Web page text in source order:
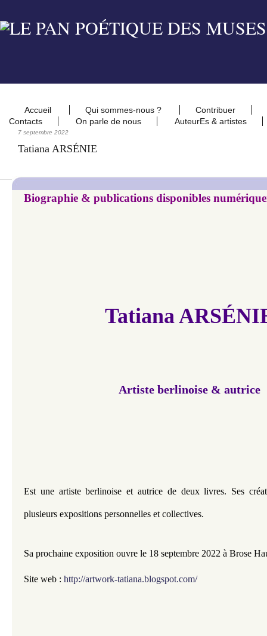
Accueil Qui sommes-nous ?
Contribuer
Contacts
On parle de nous AuteurEs & artistes
7 septembre 2022
Tatiana ARSÉNIE
Biographie & publications disponibles
Tatiana
Artiste berlinoise & autrice
Est une artiste berlinoise et autrice de deux livres. Ses
plusieurs expositions personnelles et collectives.
Sa prochaine exposition ouvre le 18 septembre 2022 à Brose
Site web : http://artwork-tatiana.blogspot.com/